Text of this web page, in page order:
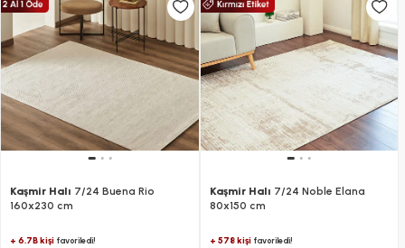
Kaşmir Halı 7/24 Buena Rio
160x230 cm
+ 6.7B kişi favoriledi!
Kaşmir Halı 7/24 Noble Elana
80x150 cm
+ 578 kişifavoriledi!